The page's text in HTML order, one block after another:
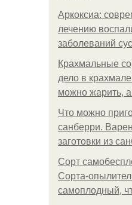
Аркоксиа:
лечению
заболеваний
Крахмальные
дело в
можно жарить, а
Что можно
санберри.
заготовки из
Сорт
Сорта-
самоплодный,